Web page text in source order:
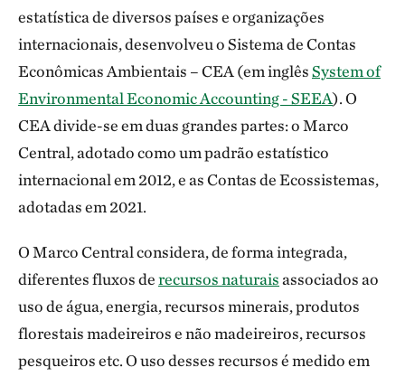
estatística de diversos países e organizações
internacionais, desenvolveu o Sistema de Contas
Econômicas Ambientais – CEA (em inglêsSystem of
Environmental Economic Accounting - SEEA). O
CEA divide-se em duas grandes partes: o Marco
Central, adotado como um padrão estatístico
internacional em 2012, e as Contas de Ecossistemas,
adotadas em 2021.
O Marco Central considera, de forma integrada,
diferentes fluxos derecursos naturaisassociados ao
uso de água, energia, recursos minerais, produtos
florestais madeireiros e não madeireiros, recursos
pesqueiros etc. O uso desses recursos é medido em